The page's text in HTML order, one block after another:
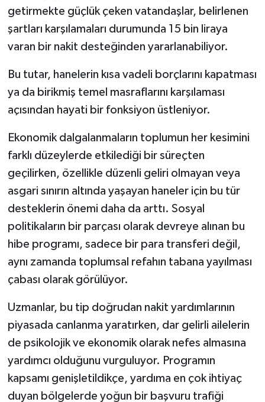
getirmekte güçlük çeken vatandaşlar, belirlenen
şartları karşılamaları durumunda 15 bin liraya
varan bir nakit desteğinden yararlanabiliyor.
Bu tutar, hanelerin kısa vadeli borçlarını kapatması
ya da birikmiş temel masraflarını karşılaması
açısından hayati bir fonksiyon üstleniyor.
Ekonomik dalgalanmaların toplumun her kesimini
farklı düzeylerde etkilediği bir süreçten
geçilirken, özellikle düzenli geliri olmayan veya
asgari sınırın altında yaşayan haneler için bu tür
desteklerin önemi daha da arttı. Sosyal
politikaların bir parçası olarak devreye alınan bu
hibe programı, sadece bir para transferi değil,
aynı zamanda toplumsal refahın tabana yayılması
çabası olarak görülüyor.
Uzmanlar, bu tip doğrudan nakit yardımlarının
piyasada canlanma yaratırken, dar gelirli ailelerin
de psikolojik ve ekonomik olarak nefes almasına
yardımcı olduğunu vurguluyor. Programın
kapsamı genişletildikçe, yardıma en çok ihtiyaç
duyan bölgelerde yoğun bir başvuru trafiği